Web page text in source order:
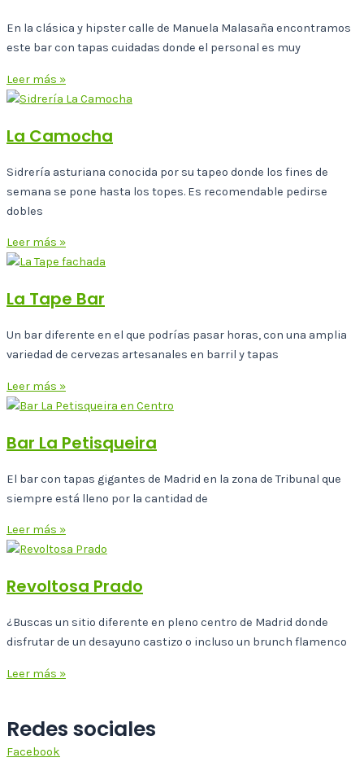
En la clásica y hipster calle de Manuela Malasaña encontramos
este bar con tapas cuidadas donde el personal es muy
Leer más »
La Camocha
Sidrería asturiana conocida por su tapeo donde los fines de
semana se pone hasta los topes. Es recomendable pedirse
dobles
Leer más »
La Tape Bar
Un bar diferente en el que podrías pasar horas, con una amplia
variedad de cervezas artesanales en barril y tapas
Leer más »
Bar La Petisqueira
El bar con tapas gigantes de Madrid en la zona de Tribunal que
siempre está lleno por la cantidad de
Leer más »
Revoltosa Prado
¿Buscas un sitio diferente en pleno centro de Madrid donde
disfrutar de un desayuno castizo o incluso un brunch flamenco
Leer más »
Redes sociales
Facebook